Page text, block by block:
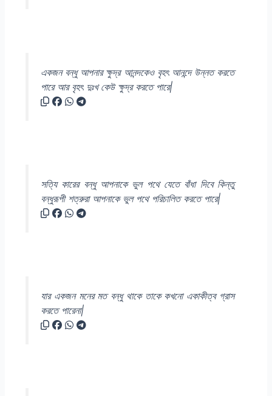
একজন বন্ধু আপনার ক্ষুদ্র আনন্দকেও বৃহৎ আনন্দে উন্নত করতে
পারে আর বৃহৎ দুঃখ কেউ ক্ষুদ্র করতে পারে|
সত্যি কারের বন্ধু আপনাকে ভুল পথে যেতে বাঁধা দিবে কিন্তু
বন্ধুরূপী শত্রুরা আপনাকে ভুল পথে পরিচালিত করতে পারে|
যার একজন মনের মত বন্ধু থাকে তাকে কখনো একাকীত্ব গ্রাস
করতে পারেনা|